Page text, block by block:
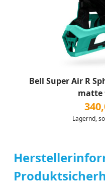
Bell Super Air R
matte
Lagernd,